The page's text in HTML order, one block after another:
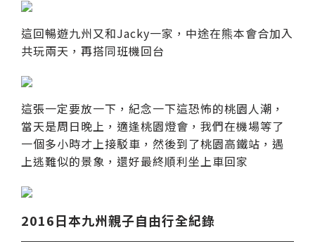
這回暢遊九州又和Jacky一家，中途在熊本會合加入
共玩兩天，再搭同班機回台
這張一定要放一下，紀念一下這恐怖的桃園人潮，
當天是周日晚上，適逢桃園燈會，我們在機場等了
一個多小時才上接駁車，然後到了桃園高鐵站，遇
上逃難似的景象，還好最終順利坐上車回家
2016日本九州親子自由行全紀錄